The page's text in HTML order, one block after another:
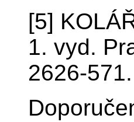
[5]
1. vyd.
2626-571.